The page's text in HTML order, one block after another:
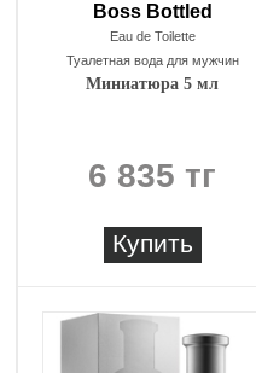
Boss Bottled
Eau de Toilette
Туалетная вода для мужчин
Миниатюра 5 мл
6 835 тг
Купить